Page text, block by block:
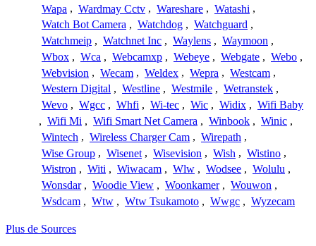
Wapa , Wardmay Cctv , Wareshare , Watashi ,
Watch Bot Camera , Watchdog , Watchguard ,
Watchmeip , Watchnet Inc , Waylens , Waymoon ,
Wbox , Wca , Webcamxp , Webeye , Webgate , Webo ,
Webvision , Wecam , Weldex , Wepra , Westcam ,
Western Digital , Westline , Westmile , Wetranstek ,
Wevo , Wgcc , Whfi , Wi-tec , Wic , Widix , Wifi Baby
, Wifi Mi , Wifi Smart Net Camera , Winbook , Winic ,
Wintech , Wireless Charger Cam , Wirepath ,
Wise Group , Wisenet , Wisevision , Wish , Wistino ,
Wistron , Witi , Wiwacam , Wlw , Wodsee , Wolulu ,
Wonsdar , Woodie View , Woonkamer , Wouwon ,
Wsdcam , Wtw , Wtw Tsukamoto , Wwgc , Wyzecam
Plus de Sources